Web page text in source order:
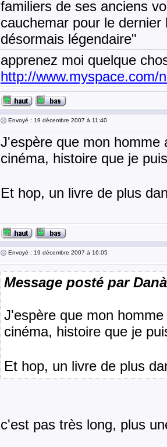
familiers de ses anciens
cauchemar pour le
désormais légendaire"
apprenez moi quelque
http://www.myspace.com/
Envoyé : 19 décembre 2007 à 11:40
J'espère que mon homme
cinéma, histoire que je
Et hop, un livre de plus
Envoyé : 19 décembre 2007 à 16:05
Message posté par Danà
J'espère que mon
cinéma, histoire que je
Et hop, un livre de plus
c'est pas très long, plus